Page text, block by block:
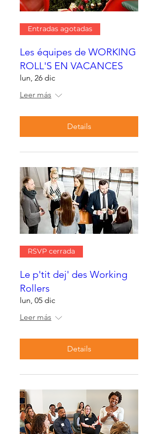
Entradas agotadas
Les équipes de WORKING
ROLL'S EN VACANCES
lun, 26 dic
Leer más
Details
RSVP cerrada
Le p'tit dej' des Working
Rollers
lun, 05 dic
Leer más
Details